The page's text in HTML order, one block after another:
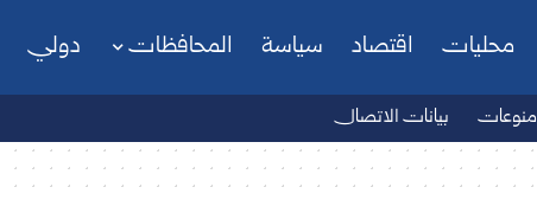
محليات اقتصاد سياسة المحافظات دولي
منوعات بيانات الاتصال